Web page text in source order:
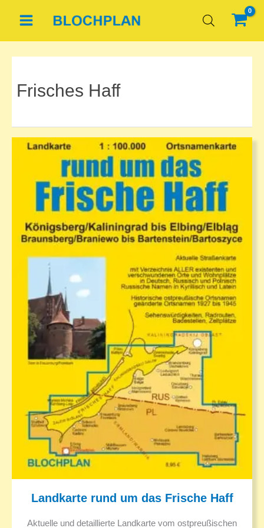
Inhalt
springen
Frisches Haff
Landkarte rund um das Frische Haff
Aktuelle und detaillierte Landkarte vom ostpreußischen